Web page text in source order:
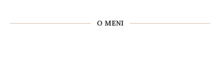
O MENI